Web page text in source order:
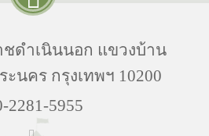
ชดำเนินนอก แขวงบ้าน
นคร กรุงเทพฯ 10200
2281-5955